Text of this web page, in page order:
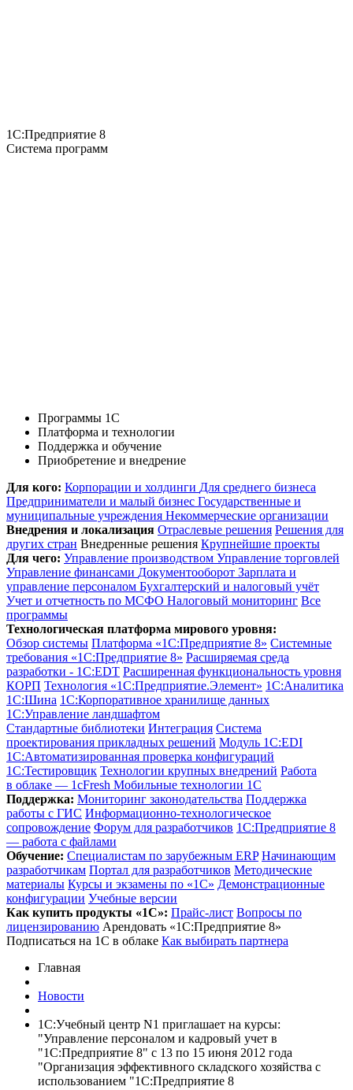
1С:Предприятие 8
Система программ
Программы 1С
Платформа и технологии
Поддержка и обучение
Приобретение и внедрение
Для кого: Корпорации и холдинги Для среднего бизнеса
Предприниматели и малый бизнес Государственные и
муниципальные учреждения Некоммерческие организации
Внедрения и локализация Отраслевые решения Решения для
других стран Внедренные решения Крупнейшие проекты
Для чего: Управление производством Управление торговлей
Управление финансами Документооборот Зарплата и
управление персоналом Бухгалтерский и налоговый учёт
Учет и отчетность по МСФО Налоговый мониторинг Все
программы
Технологическая платформа мирового уровня:
Обзор системы Платформа «1С:Предприятие 8» Системные
требования «1С:Предприятие 8» Расширяемая среда
разработки - 1C:EDT Расширенная функциональность уровня
КОРП Технология «1С:Предприятие.Элемент» 1C:Аналитика
1С:Шина 1С:Корпоративное хранилище данных
1С:Управление ландшафтом
Стандартные библиотеки Интеграция Система
проектирования прикладных решений Модуль 1C:EDI
1С:Автоматизированная проверка конфигураций
1С:Тестировщик Технологии крупных внедрений Работа
в облаке — 1cFresh Мобильные технологии 1С
Поддержка: Мониторинг законодательства Поддержка
работы с ГИС Информационно-технологическое
сопровождение Форум для разработчиков 1С:Предприятие 8
— работа с файлами
Обучение: Cпециалистам по зарубежным ERP Начинающим
разработчикам Портал для разработчиков Методические
материалы Курсы и экзамены по «1С» Демонстрационные
конфигурации Учебные версии
Как купить продукты «1С»: Прайс-лист Вопросы по
лицензированию Арендовать «1С:Предприятие 8»
Подписаться на 1С в облаке Как выбирать партнера
Главная
Новости
1С:Учебный центр N1 приглашает на курсы:
"Управление персоналом и кадровый учет в
"1С:Предприятие 8" с 13 по 15 июня 2012 года
"Организация эффективного складского хозяйства с
использованием "1С:Предприятие 8